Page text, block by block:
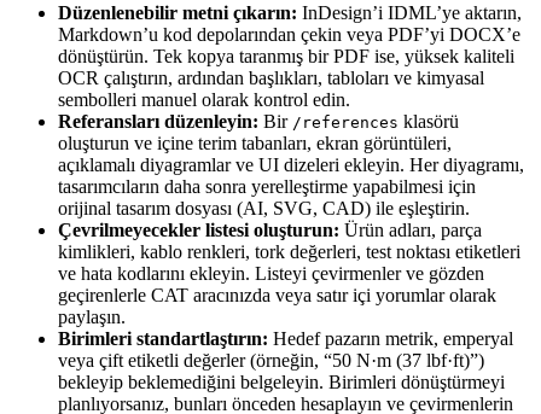
Düzenlenebilir metni çıkarın: InDesign’i IDML’ye aktarın,
Markdown’u kod depolarından çekin veya PDF’yi DOCX’e
dönüştürün. Tek kopya taranmış bir PDF ise, yüksek kaliteli
OCR çalıştırın, ardından başlıkları, tabloları ve kimyasal
sembolleri manuel olarak kontrol edin.
Referansları düzenleyin: Bir /references klasörü
oluşturun ve içine terim tabanları, ekran görüntüleri,
açıklamalı diyagramlar ve UI dizeleri ekleyin. Her diyagramı,
tasarımcıların daha sonra yerelleştirme yapabilmesi için
orijinal tasarım dosyası (AI, SVG, CAD) ile eşleştirin.
Çevrilmeyecekler listesi oluşturun: Ürün adları, parça
kimlikleri, kablo renkleri, tork değerleri, test noktası etiketleri
ve hata kodlarını ekleyin. Listeyi çevirmenler ve gözden
geçirenlerle CAT aracınızda veya satır içi yorumlar olarak
paylaşın.
Birimleri standartlaştırın: Hedef pazarın metrik, emperyal
veya çift etiketli değerler (örneğin, “50 N·m (37 lbf·ft)”)
bekleyip beklemediğini belgeleyin. Birimleri dönüştürmeyi
planlıyorsanız, bunları önceden hesaplayın ve çevirmenlerin